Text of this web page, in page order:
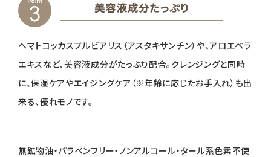
美容液成分たっぷり
ヘマトコッカスプルビアリス（アスタキサンチン）や、アロエベラ
エキスなど、美容液成分がたっぷり配合。クレンジングと同時
に、保湿ケアやエイジングケア（※年齢に応じたお手入れ）も出
来る、優れモノです。
無鉱物油・パラベンフリー・ノンアルコール・タール系色素不使